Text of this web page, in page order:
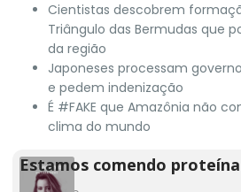
Cientistas descobrem
Triângulo das Bermudas que
da região
Japoneses processam
e pedem indenização
É #FAKE que Amazônia não
clima do mundo